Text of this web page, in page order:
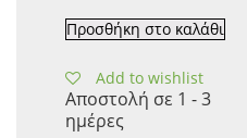
Προσθήκη στο καλάθι
Add to wishlist
Αποστολή σε 1 - 3
ημέρες